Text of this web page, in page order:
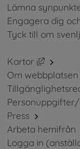
Lämna
Engagera dig
Tyck till om
Kartor
Länk till
Om webbplatsen
Personuppgifter/
Press
Arbeta hemifrån
Logga in